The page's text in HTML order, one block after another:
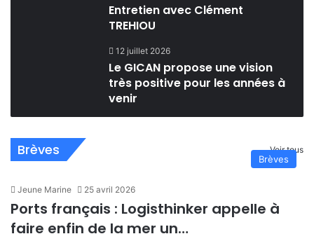
Entretien avec Clément
TREHIOU
12 juillet 2026
Le GICAN propose une vision
très positive pour les années à
venir
Brèves Voir tous
Brèves
Jeune Marine 25 avril 2026
Ports français : Logisthinker appelle à
faire enfin de la mer un…